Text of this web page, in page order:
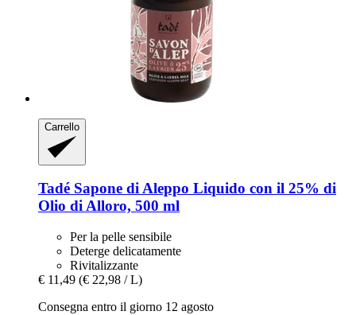
Carrello
Tadé Sapone di Aleppo Liquido con il 25% di
Olio di Alloro, 500 ml
Per la pelle sensibile
Deterge delicatamente
Rivitalizzante
€ 11,49 (€ 22,98 / L)
Consegna entro il giorno 12 agosto